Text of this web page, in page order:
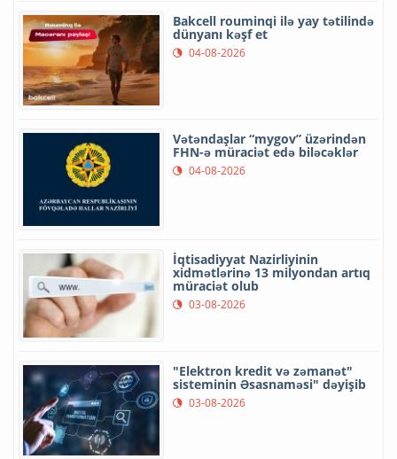
Bakcell rouminqi ilə yay tətilində
dünyanı kəşf et
04-08-2026
Vətəndaşlar “mygov” üzərindən
FHN-ə müraciət edə biləcəklər
04-08-2026
İqtisadiyyat Nazirliyinin
xidmətlərinə 13 milyondan artıq
müraciət olub
03-08-2026
"Elektron kredit və zəmanət"
sisteminin Əsasnaməsi" dəyişib
03-08-2026